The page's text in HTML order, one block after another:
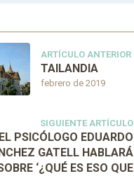
ARTÍCULO ANTERIOR
febrero de 2019
TAILANDIA
SIGUIENTE ARTÍCULO
EL PSICÓLOGO EDUARDO
GATELL HABLARÁ
‘¿QUÉ ES ESO QUE